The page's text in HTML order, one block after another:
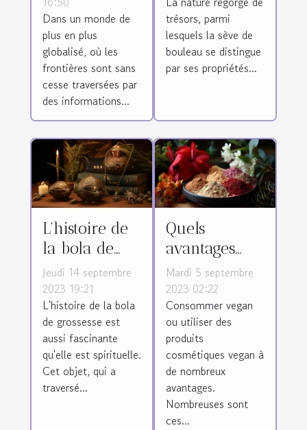
médicale en
matière de
santé globale
Dans un monde de
plus en plus
globalisé, où les
frontières sont sans
cesse traversées par
des informations...
bouleau est-
il bénéfique
pour
l'organisme ?
trésors, parmi
lesquels la sève de
bouleau se distingue
par ses propriétés...
L'histoire de
la bola de
grossesse
Jeudi 14 septembre
2023 19:21
L'histoire de la bola
de grossesse est
aussi fascinante
qu'elle est spirituelle.
Cet objet, qui a
traversé...
Quels
avantages
d’utiliser les
produits
cosmétiques
vegan ?
Mardi 5 septembre
2023 02:22
Consommer vegan
ou utiliser des
produits
cosmétiques vegan à
de nombreux
avantages.
Nombreuses sont
ces...